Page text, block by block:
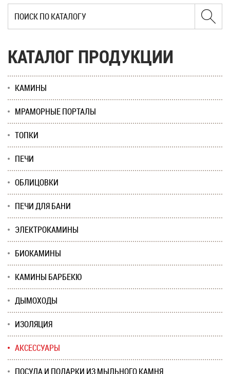
КАТАЛОГ ПРОДУКЦИИ
КАМИНЫ
МРАМОРНЫЕ ПОРТАЛЫ
ТОПКИ
ПЕЧИ
ОБЛИЦОВКИ
ПЕЧИ ДЛЯ БАНИ
ЭЛЕКТРОКАМИНЫ
БИОКАМИНЫ
КАМИНЫ БАРБЕКЮ
ДЫМОХОДЫ
ИЗОЛЯЦИЯ
АКСЕССУАРЫ
ПОСУДА И ПОДАРКИ ИЗ МЫЛЬНОГО КАМНЯ